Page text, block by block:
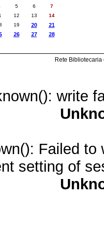
5 6
7
12 13
14
19 20
21
26 27
28
Rete
write
Failed
setting of